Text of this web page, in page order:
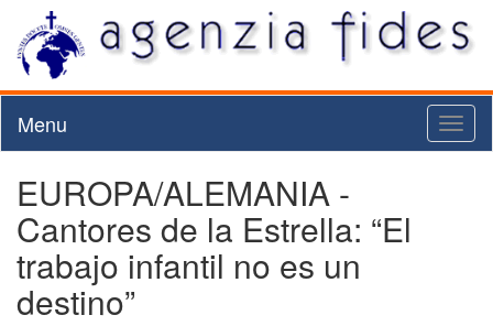
Menu
EUROPA/ALEMANIA -
Cantores de la Estrella: “El
trabajo infantil no es un
destino”